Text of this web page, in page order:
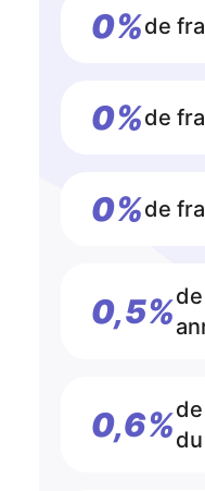
0%de
0%de
0%de
0,5%
0,6%